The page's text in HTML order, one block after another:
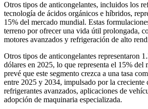
Otros tipos de anticongelantes, incluidos los
tecnología de ácidos orgánicos e híbridos,
15% del mercado mundial. Estas
terreno por ofrecer una vida útil prolongada,
motores avanzados y refrigeración de alto
Otros tipos de anticongelantes representaron
dólares en 2025, lo que representa el 15% del
prevé que este segmento crezca a una tasa
entre 2025 y 2034, impulsado por la creciente
refrigerantes avanzados, aplicaciones de
adopción de maquinaria especializada.